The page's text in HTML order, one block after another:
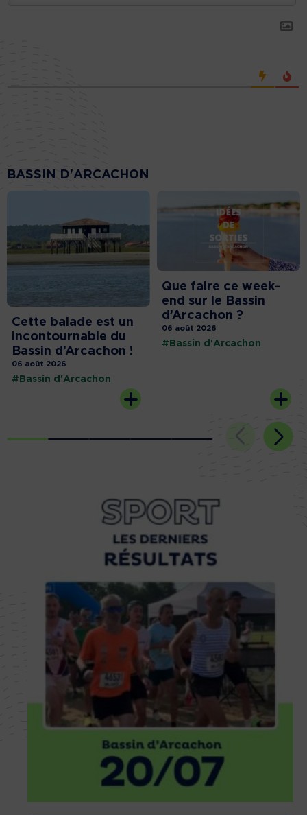
BASSIN D'ARCACHON
Cette balade est un
incontournable du
Bassin d’Arcachon !
06 août 2026
#Bassin d'Arcachon
Que faire ce week-
end sur le Bassin
d’Arcachon ?
06 août 2026
#Bassin d'Arcachon